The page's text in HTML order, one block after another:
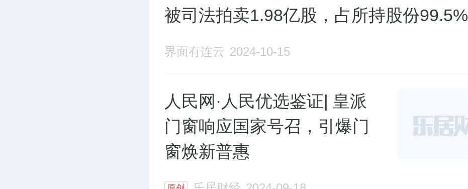
被司法拍卖1.98亿股，占所持股份99.5%
界面有连云 2024-10-15
人民网·人民优选鉴证| 皇派
门窗响应国家号召，引爆门
窗焕新普惠